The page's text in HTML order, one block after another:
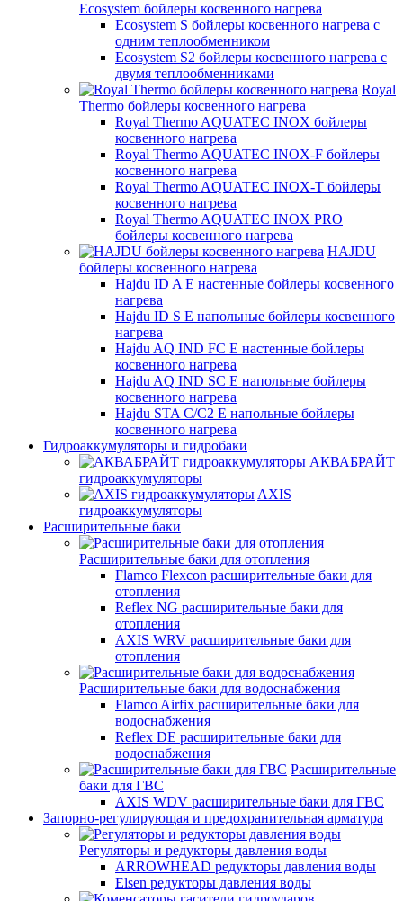
Ecosystem бойлеры косвенного нагрева
Ecosystem S бойлеры косвенного нагрева с
одним теплообменником
Ecosystem S2 бойлеры косвенного нагрева с
двумя теплообменниками
Royal
Thermo бойлеры косвенного нагрева
Royal Thermo AQUATEC INOX бойлеры
косвенного нагрева
Royal Thermo AQUATEC INOX-F бойлеры
косвенного нагрева
Royal Thermo AQUATEC INOX-T бойлеры
косвенного нагрева
Royal Thermo AQUATEC INOX PRO
бойлеры косвенного нагрева
HAJDU
бойлеры косвенного нагрева
Hajdu ID A E настенные бойлеры косвенного
нагрева
Hajdu ID S E напольные бойлеры косвенного
нагрева
Hajdu AQ IND FC E настенные бойлеры
косвенного нагрева
Hajdu AQ IND SC E напольные бойлеры
косвенного нагрева
Hajdu STA C/C2 E напольные бойлеры
косвенного нагрева
Гидроаккумуляторы и гидробаки
АКВАБРАЙТ
гидроаккумуляторы
AXIS
гидроаккумуляторы
Расширительные баки
Расширительные баки для отопления
Flamco Flexcon расширительные баки для
отопления
Reflex NG расширительные баки для
отопления
AXIS WRV расширительные баки для
отопления
Расширительные баки для водоснабжения
Flamco Airfix расширительные баки для
водоснабжения
Reflex DЕ расширительные баки для
водоснабжения
Расширительные
баки для ГВС
AXIS WDV расширительные баки для ГВС
Запорно-регулирующая и предохранительная арматура
Регуляторы и редукторы давления воды
ARROWHEAD редукторы давления воды
Elsen редукторы давления воды